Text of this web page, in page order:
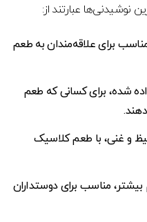
نوشیدنی‌ها عبارتند از:
برای علاقه‌مندان به طعم
شده، برای کسانی که طعم
و غنی، با طعم کلاسیک
مناسب برای دوستداران